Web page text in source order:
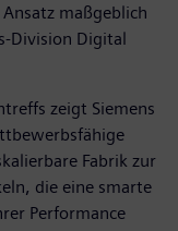
maßgeblich
Division Digital
zeigt Siemens
Fabrik zur
die eine smarte
Performance